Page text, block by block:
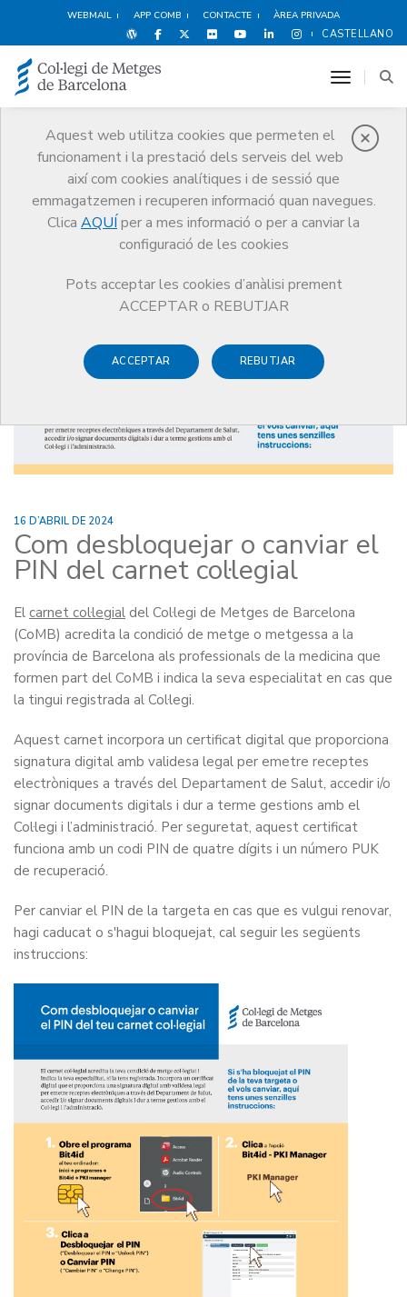
WEBMAIL APP COMB CONTACTE ÀREA PRIVADA
CASTELLANO
Aquest web utilitza cookies que permeten el
funcionament i la prestació dels serveis del web
així com cookies analítiques i de sessió que
emmagatzemen i recuperen informació quan navegues.
Clica AQUÍ per a mes informació o per a canviar la
configuració de les cookies
Pots acceptar les cookies d’anàlisi prement
ACCEPTAR o REBUTJAR
ACCEPTAR REBUTJAR
toggle
Notícies
Comunicació
Notícies
Com desbloquejar o canviar el PIN del carnet col·legial
16 D’ABRIL DE 2024
Com desbloquejar o canviar el
PIN del carnet col·legial
El carnet col·legial del Col·legi de Metges de Barcelona
(CoMB) acredita la condició de metge o metgessa a la
província de Barcelona als professionals de la medicina que
formen part del CoMB i indica la seva especialitat en cas que
la tingui registrada al Col·legi.
Aquest carnet incorpora un certificat digital que proporciona
signatura digital amb validesa legal per emetre receptes
electròniques a través del Departament de Salut, accedir i/o
signar documents digitals i dur a terme gestions amb el
Col·legi i l’administració. Per seguretat, aquest certificat
funciona amb un codi PIN de quatre dígits i un número PUK
de recuperació.
Per canviar el PIN de la targeta en cas que es vulgui renovar,
hagi caducat o s'hagui bloquejat, cal seguir les següents
instruccions: